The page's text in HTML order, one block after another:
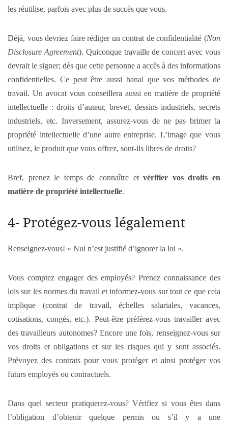
les réutilise, parfois avec plus de succès que vous.
Déjà, vous devriez faire rédiger un contrat de confidentialité (Non
Disclosure Agreement). Quiconque travaille de concert avec vous
devrait le signer; dès que cette personne a accès à des informations
confidentielles. Ce peut être aussi banal que vos méthodes de
travail. Un avocat vous conseillera aussi en matière de propriété
intellectuelle : droits d’auteur, brevet, dessins industriels, secrets
industriels, etc. Inversement, assurez-vous de ne pas brimer la
propriété intellectuelle d’une autre entreprise. L’image que vous
utilisez, le produit que vous offrez, sont-ils libres de droits?
Bref, prenez le temps de connaître etvérifier vos droits en
matière de propriété intellectuelle.
4- Protégez-vous légalement
Renseignez-vous! « Nul n’est justifié d’ignorer la loi ».
Vous comptez engager des employés? Prenez connaissance des
lois sur les normes du travail et informez-vous sur tout ce que cela
implique (contrat de travail, échelles salariales, vacances,
cotisations, congés, etc.). Peut-être préférez-vous travailler avec
des travailleurs autonomes? Encore une fois, renseignez-vous sur
vos droits et obligations et sur les risques qui y sont associés.
Prévoyez des contrats pour vous protéger et ainsi protéger vos
futurs employés ou contractuels.
Dans quel secteur pratiquerez-vous? Vérifiez si vous êtes dans
l’obligation d’obtenir quelque permis ou s’il y a une